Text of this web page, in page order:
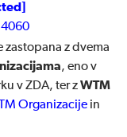
zastopana z dvema
, eno v
v ZDA, ter zWTM
Organizacijein